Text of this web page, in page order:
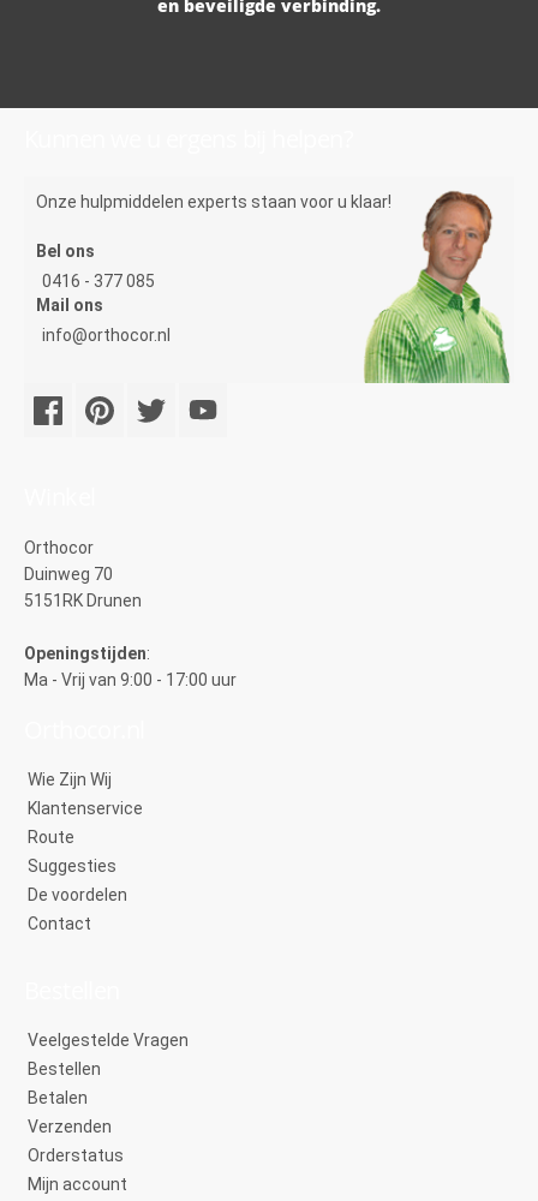
en beveiligde verbinding.
Onze hulpmiddelen experts staan voor u klaar!
Bel ons
0416 - 377 085
Mail ons
info@orthocor.nl
Orthocor
Duinweg 70
5151RK Drunen
Openingstijden:
Ma - Vrij van 9:00 - 17:00 uur
Wie Zijn Wij
Klantenservice
Route
Suggesties
De voordelen
Contact
Veelgestelde Vragen
Bestellen
Betalen
Verzenden
Orderstatus
Mijn account